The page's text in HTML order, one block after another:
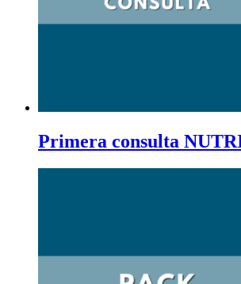
Primera consulta